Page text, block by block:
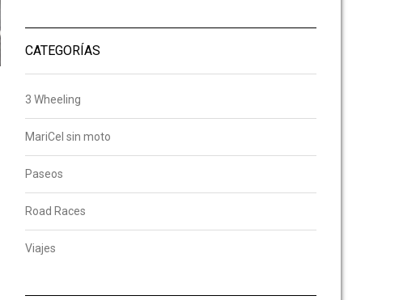
CATEGORÍAS
3 Wheeling
MariCel sin moto
Paseos
Road Races
Viajes